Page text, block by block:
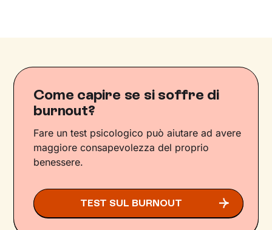
Come capire se si soffre di
burnout?
Fare un test psicologico può aiutare ad avere
maggiore consapevolezza del proprio
benessere.
TEST SUL BURNOUT